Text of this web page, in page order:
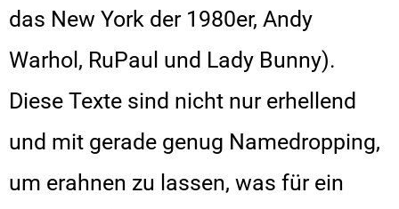
das New York der 1980er, Andy
Warhol, RuPaul und Lady Bunny).
Diese Texte sind nicht nur erhellend
und mit gerade genug Namedropping,
um erahnen zu lassen, was für ein